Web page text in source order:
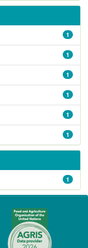
1
1
1
1
1
1
1